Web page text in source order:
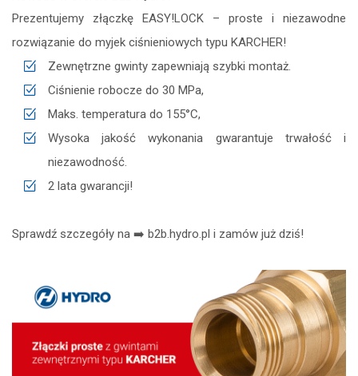
Prezentujemy złączkę EASY!LOCK – proste i niezawodne
rozwiązanie do myjek ciśnieniowych typu KARCHER!
Zewnętrzne gwinty zapewniają szybki montaż.
Ciśnienie robocze do 30 MPa,
Maks. temperatura do 155°C,
Wysoka jakość wykonania gwarantuje trwałość i
niezawodność.
2 lata gwarancji!
Sprawdź szczegóły na ➡️ b2b.hydro.pl i zamów już dziś!
zapisz